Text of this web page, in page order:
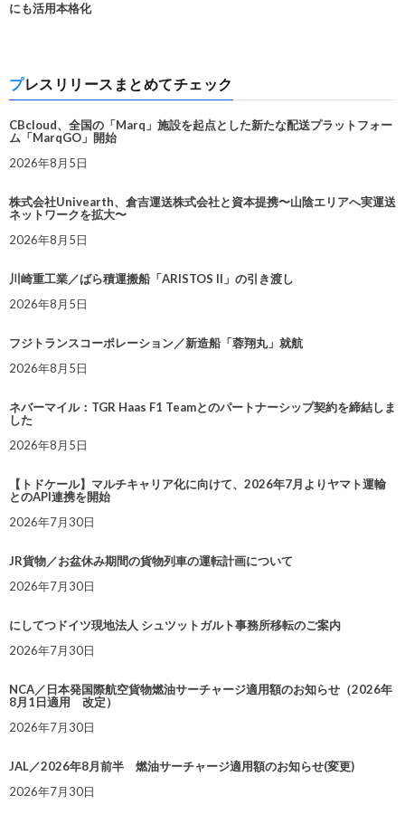
にも活用本格化
プレスリリースまとめてチェック
CBcloud、全国の「Marq」施設を起点とした新たな配送プラットフォー
ム「MarqGO」開始
2026年8月5日
株式会社Univearth、倉吉運送株式会社と資本提携〜山陰エリアへ実運送
ネットワークを拡大〜
2026年8月5日
川崎重工業／ばら積運搬船「ARISTOS II」の引き渡し
2026年8月5日
フジトランスコーポレーション／新造船「蓉翔丸」就航
2026年8月5日
ネバーマイル：TGR Haas F1 Teamとのパートナーシップ契約を締結しま
した
2026年8月5日
【トドケール】マルチキャリア化に向けて、2026年7月よりヤマト運輸
とのAPI連携を開始
2026年7月30日
JR貨物／お盆休み期間の貨物列車の運転計画について
2026年7月30日
にしてつドイツ現地法人 シュツットガルト事務所移転のご案内
2026年7月30日
NCA／日本発国際航空貨物燃油サーチャージ適用額のお知らせ（2026年
8月1日適用 改定）
2026年7月30日
JAL／2026年8月前半 燃油サーチャージ適用額のお知らせ(変更)
2026年7月30日